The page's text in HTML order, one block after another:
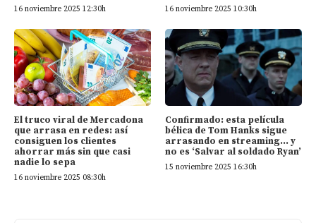
16 noviembre 2025 12:30h 16 noviembre 2025 10:30h
El truco viral de Mercadona
que arrasa en redes: así
consiguen los clientes
ahorrar más sin que casi
nadie lo sepa
16 noviembre 2025 08:30h
Confirmado: esta película
bélica de Tom Hanks sigue
arrasando en streaming… y
no es ‘Salvar al soldado Ryan’
15 noviembre 2025 16:30h